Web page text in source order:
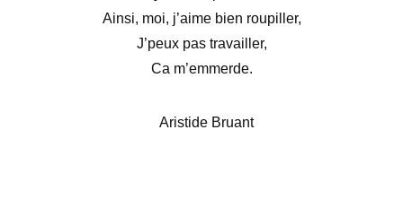
Ainsi, moi, j’aime bien roupiller,
J’peux pas travailler,
Ca m’emmerde.
Aristide Bruant